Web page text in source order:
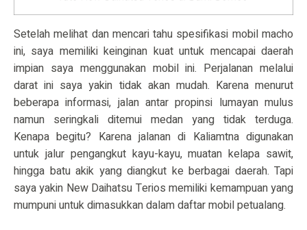
Setelah melihat dan mencari tahu spesifikasi mobil macho
ini, saya memiliki keinginan kuat untuk mencapai daerah
impian saya menggunakan mobil ini. Perjalanan melalui
darat ini saya yakin tidak akan mudah. Karena menurut
beberapa informasi, jalan antar propinsi lumayan mulus
namun seringkali ditemui medan yang tidak terduga.
Kenapa begitu? Karena jalanan di Kaliamtna digunakan
untuk jalur pengangkut kayu-kayu, muatan kelapa sawit,
hingga batu akik yang diangkut ke berbagai daerah. Tapi
saya yakin New Daihatsu Terios memiliki kemampuan yang
mumpuni untuk dimasukkan dalam daftar mobil petualang.